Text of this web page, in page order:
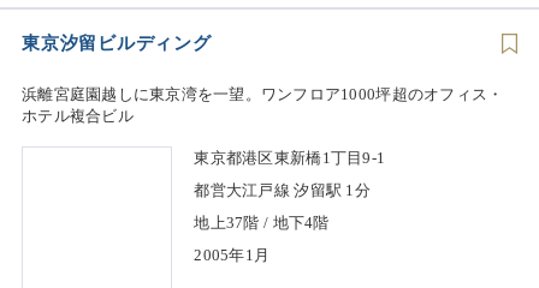
東京汐留ビルディング
浜離宮庭園越しに東京湾を一望。ワンフロア1000坪超のオフィス・
ホテル複合ビル
東京都港区東新橋1丁目9-1
都営大江戸線 汐留駅 1分
地上37階 / 地下4階
2005年1月